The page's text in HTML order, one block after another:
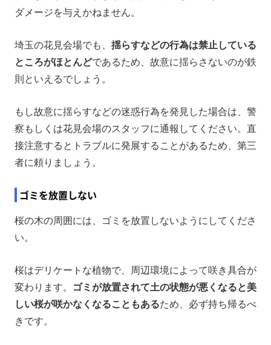
ダメージを与えかねません。
埼玉の花見会場でも、 揺らすなどの行為は禁止している
ところがほとんどであるため、故意に揺らさないのが鉄
則といえるでしょう。
もし故意に揺らすなどの迷惑行為を発見した場合は、警
察もしくは花見会場のスタッフに通報してください。直
接注意するとトラブルに発展することがあるため、第三
者に頼りましょう。
ゴミを放置しない
桜の木の周囲には、ゴミを放置しないようにしてくださ
い。
桜はデリケートな植物で、周辺環境によって咲き具合が
変わります。
ゴミが放置されて土の状態が悪くなると美
しい桜が咲かなくなることもあるため、必ず持ち帰るべ
きです。